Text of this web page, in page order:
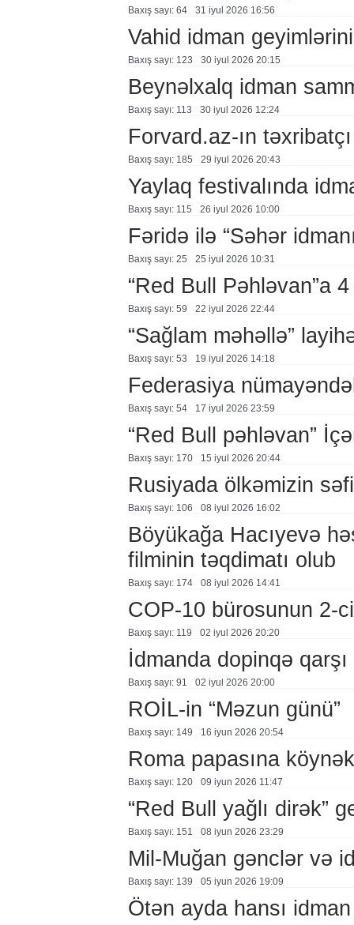
Baxış sayı: 64 31 i̇yul 2026 16:56
Vahid idman
Baxış sayı: 123 30 i̇yul 2026 20:15
Beynəlxalq idman
Baxış sayı: 113 30 i̇yul 2026 12:24
Forvard.az-ın
Baxış sayı: 185 29 i̇yul 2026 20:43
Yaylaq festivalında
Baxış sayı: 115 26 i̇yul 2026 10:00
Fəridə ilə “Səhər
Baxış sayı: 25 25 i̇yul 2026 10:31
“Red Bull Pəhləvan”a
Baxış sayı: 59 22 i̇yul 2026 22:44
“Sağlam məhəllə”
Baxış sayı: 53 19 i̇yul 2026 14:18
Federasiya
Baxış sayı: 54 17 i̇yul 2026 23:59
“Red Bull pəhləvan”
Baxış sayı: 170 15 i̇yul 2026 20:44
Rusiyada ölkəmizin
Baxış sayı: 106 08 i̇yul 2026 16:02
Böyükağa Hacıyevə
filminin təqdimatı olub
Baxış sayı: 174 08 i̇yul 2026 14:41
COP-10 bürosunun 2-
Baxış sayı: 119 02 i̇yul 2026 20:20
İdmanda dopinqə
Baxış sayı: 91 02 i̇yul 2026 20:00
ROİL-in “Məzun günü”
Baxış sayı: 149 16 i̇yun 2026 20:54
Roma papasına
Baxış sayı: 120 09 i̇yun 2026 11:47
“Red Bull yağlı dirək”
Baxış sayı: 151 08 i̇yun 2026 23:29
Mil-Muğan gənclər və
Baxış sayı: 139 05 i̇yun 2026 19:09
Ötən ayda hansı